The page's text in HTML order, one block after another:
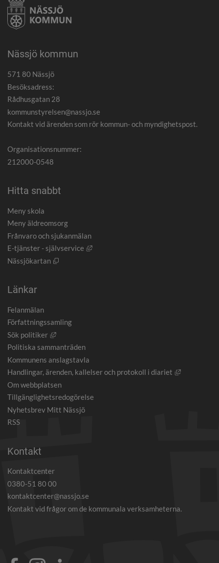
Nässjö kommun
571 80 Nässjö
Besöksadress:
Rådhusgatan 28
kommunstyrelsen@nassjo.se
Kontakt vid ärenden som rör kommun- och myndighetspost.
Organisationsnummer:
212000-0548
Hitta snabbt
Meny skola
Meny äldreomsorg
Frånvaro och sjukanmälan
E-tjänster - självservice
Länk till annan webbplats, öppnas i
Nässjökartan
Öppnas i nytt fönster.
Länkar
Felanmälan
Författningssamling
Sök politiker
Länk till annan webbplats, öppnas i nytt fönster.
Politiska sammanträden
Kommunens anslagstavla
Handlingar, ärenden, kallelser och protokoll i diariet
Länk till
Om webbplatsen
Tillgänglighetsredogörelse
Nyhetsbrev Mitt Nässjö
RSS
Kontakt
Kontaktcenter
0380-51 80 00
kontaktcenter@nassjo.se
Kontakt vid frågor om de kommunala verksamheterna.